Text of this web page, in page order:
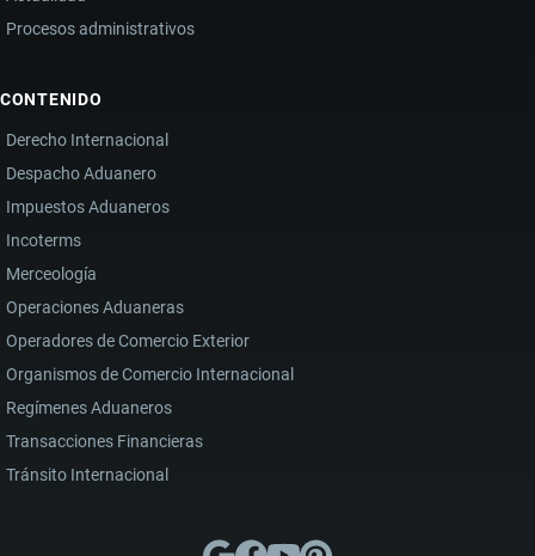
Procesos administrativos
CONTENIDO
Derecho Internacional
Despacho Aduanero
Impuestos Aduaneros
Incoterms
Merceología
Operaciones Aduaneras
Operadores de Comercio Exterior
Organismos de Comercio Internacional
Regímenes Aduaneros
Transacciones Financieras
Tránsito Internacional